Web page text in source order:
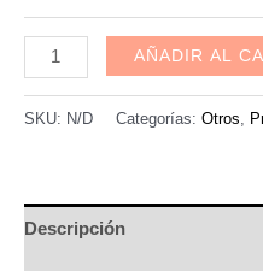
Aceite
de
cutícula
cantidad
AÑADIR AL
SKU: N/D Categorías: Otros
Descripción